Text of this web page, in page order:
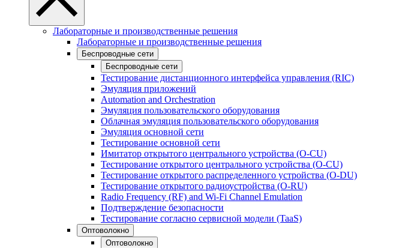
Лабораторные и производственные решения
Лабораторные и производственные решения
Беспроводные сети
Беспроводные сети
Тестирование дистанционного интерфейса управления (RIC)
Эмуляция приложений
Automation and Orchestration
Эмуляция пользовательского оборудования
Облачная эмуляция пользовательского оборудования
Эмуляция основной сети
Тестирование основной сети
Имитатор открытого центрального устройства (O-CU)
Тестирование открытого центрального устройства (O-CU)
Тестирование открытого распределенного устройства (O-DU)
Тестирование открытого радиоустройства (O-RU)
Radio Frequency (RF) and Wi-Fi Channel Emulation
Подтверждение безопасности
Тестирование согласно сервисной модели (TaaS)
Оптоволокно
Оптоволокно